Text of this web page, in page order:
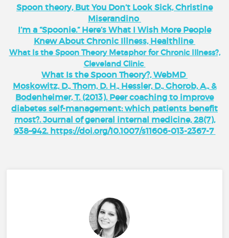
Spoon theory, But You Don’t Look Sick, Christine
Miserandino
I’m a “Spoonie.” Here’s What I Wish More People
Knew About Chronic Illness, Healthline
What Is the Spoon Theory Metaphor for Chronic Illness?,
Cleveland Clinic
What Is the Spoon Theory?, WebMD
Moskowitz, D., Thom, D. H., Hessler, D., Ghorob, A., &
Bodenheimer, T. (2013). Peer coaching to improve
diabetes self-management: which patients benefit
most?. Journal of general internal medicine, 28(7),
938–942. https://doi.org/10.1007/s11606-013-2367-7